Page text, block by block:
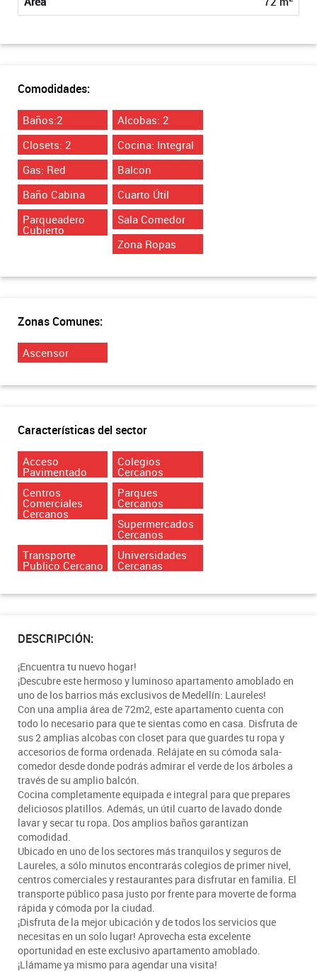
Comodidades:
Baños:2
Alcobas: 2
Closets: 2
Cocina: Integral
Gas: Red
Balcon
Baño Cabina
Cuarto Útil
Parqueadero
Cubierto
Sala Comedor
Zona Ropas
Zonas Comunes:
Ascensor
Características del sector
Acceso
Pavimentado
Colegios
Cercanos
Centros
Comerciales
Cercanos
Parques
Cercanos
Supermercados
Cercanos
Transporte
Publico Cercano
Universidades
Cercanas
DESCRIPCIÓN:
¡Encuentra tu nuevo hogar!
¡Descubre este hermoso y luminoso apartamento amoblado en
uno de los barrios más exclusivos de Medellín: Laureles!
Con una amplia área de 72m2, este apartamento cuenta con
todo lo necesario para que te sientas como en casa. Disfruta de
sus 2 amplias alcobas con closet para que guardes tu ropa y
accesorios de forma ordenada. Relájate en su cómoda sala-
comedor desde donde podrás admirar el verde de los árboles a
través de su amplio balcón.
Cocina completamente equipada e integral para que prepares
deliciosos platillos. Además, un útil cuarto de lavado donde
lavar y secar tu ropa. Dos amplios baños garantizan
comodidad.
Ubicado en uno de los sectores más tranquilos y seguros de
Laureles, a sólo minutos encontrarás colegios de primer nivel,
centros comerciales y restaurantes para disfrutar en familia. El
transporte público pasa justo por frente para moverte de forma
rápida y cómoda por la ciudad.
¡Disfruta de la mejor ubicación y de todos los servicios que
necesitas en un solo lugar! Aprovecha esta excelente
oportunidad en este exclusivo apartamento amoblado.
¡Llámame ya mismo para agendar una visita!